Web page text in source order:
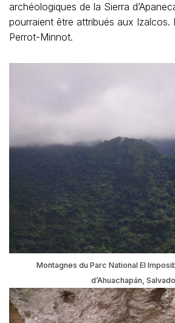
archéologiques de la Sierra
pourraient être attribués aux Izalcos.
Perrot-Minnot.
Montagnes du Parc National El
d’Ahuachapán,